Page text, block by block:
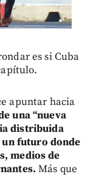
es si Cuba
apuntar hacia
una “nueva
distribuida
futuro donde
medios de
Más que